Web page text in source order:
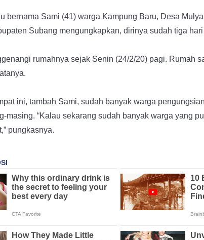
bernama Sami (41) warga Kampung Baru, Desa
Subang mengungkapkan, dirinya sudah tiga
rumahnya sejak Senin (24/2/20) pagi. Rumah
ini, tambah Sami, sudah banyak warga
masing. “Kalau sekarang sudah banyak warga yang
pungkasnya.